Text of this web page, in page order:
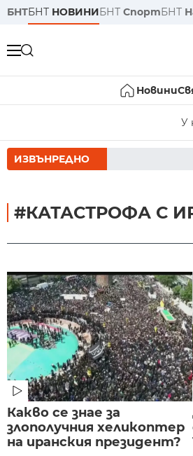
БНТБНТ НОВИНИБНТ СпортБНТ
Новини
У
ИЗВЪНРЕДНО
#КАТАСТРОФА С
Какво се знае за
злополучния хеликоптер
на иранския президент?